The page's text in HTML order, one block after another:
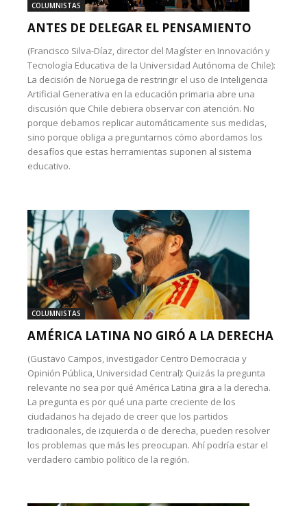
COLUMNISTAS
ANTES DE DELEGAR EL PENSAMIENTO
(Francisco Silva-Díaz, director del Magíster en Innovación y
Tecnología Educativa de la Universidad Autónoma de Chile):
La decisión de Noruega de restringir el uso de Inteligencia
Artificial Generativa en la educación primaria abre una
discusión que Chile debiera observar con atención. No
porque debamos replicar automáticamente sus medidas,
sino porque obliga a preguntarnos cómo abordamos los
desafíos que estas herramientas suponen al sistema
educativo.
COLUMNISTAS
AMÉRICA LATINA NO GIRÓ A LA DERECHA
(Gustavo Campos, investigador Centro Democracia y
Opinión Pública, Universidad Central): Quizás la pregunta
relevante no sea por qué América Latina gira a la derecha.
La pregunta es por qué una parte creciente de los
ciudadanos ha dejado de creer que los partidos
tradicionales, de izquierda o de derecha, pueden resolver
los problemas que más les preocupan. Ahí podría estar el
verdadero cambio político de la región.